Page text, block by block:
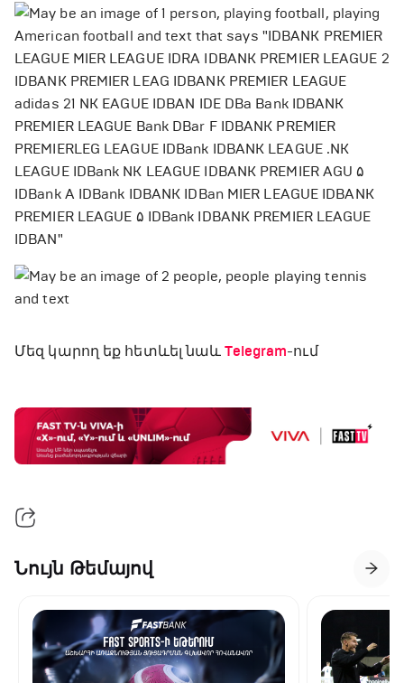
Մեզ կարող եք հետևել նաև Telegram-ում
Նույն Թեմայով